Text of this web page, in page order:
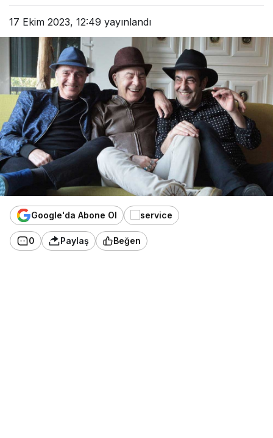
17 Ekim 2023, 12:49 yayınlandı
Google'da Abone Ol
0 Paylaş Beğen